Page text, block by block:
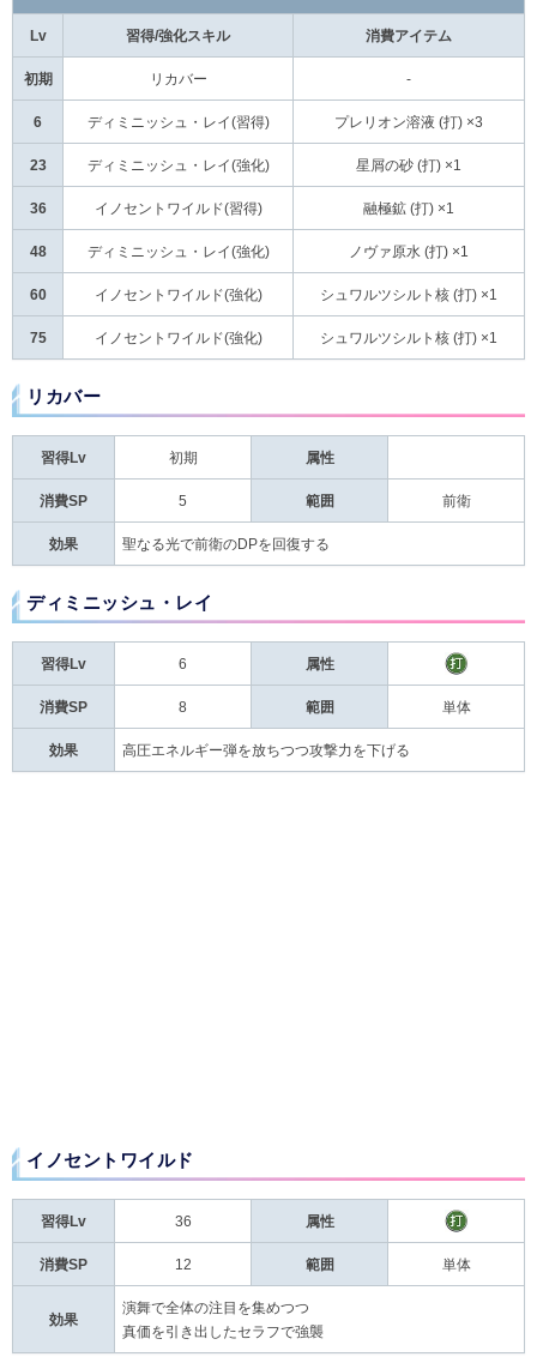
Lv 習得/強化スキル 消費アイテム
初期 リカバー -
6 ディミニッシュ・レイ(習得) プレリオン溶液 (打) ×3
23 ディミニッシュ・レイ(強化) 星屑の砂 (打) ×1
36 イノセントワイルド(習得) 融極鉱 (打) ×1
48 ディミニッシュ・レイ(強化) ノヴァ原水 (打) ×1
60 イノセントワイルド(強化) シュワルツシルト核 (打) ×1
75 イノセントワイルド(強化) シュワルツシルト核 (打) ×1
リカバー
習得Lv 初期 属性
消費SP 5 範囲 前衛
効果 聖なる光で前衛のDPを回復する
ディミニッシュ・レイ
習得Lv 6 属性
消費SP 8 範囲 単体
効果 高圧エネルギー弾を放ちつつ攻撃力を下げる
イノセントワイルド
習得Lv 36 属性
消費SP 12 範囲 単体
効果
演舞で全体の注目を集めつつ
真価を引き出したセラフで強襲